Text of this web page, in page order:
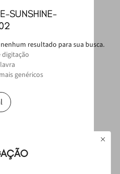
SUNSHINE-
resultado para sua busca.
digitação
genéricos